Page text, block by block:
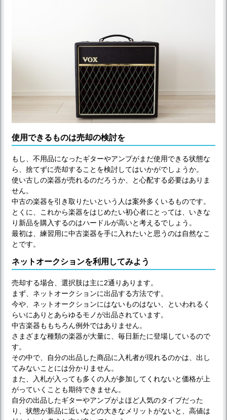
使用できるものは売却の検討を
もし、不用品になったギターやアンプがまだ使用できる状態な
ら、捨てずに売却することを検討してはいかがでしょうか。
使い古しの楽器が売れるのだろうか、と心配する必要はありま
せん。
中古の楽器を引き取りたいという人は案外多くいるものです。
とくに、これから楽器をはじめたい初心者にとっては、いきな
り新品を購入するのはハードルが高いと考えるでしょう。
最初は、練習用に中古楽器を手に入れたいと思うのは自然なこ
とです。
ネットオークションを利用してみよう
売却する場合、選択肢は主に2通りあります。
まず、ネットオークションに出品する方法です。
今や、ネットオークションにはないものはない、といわれるく
らいにありとあらゆるモノが出品されています。
中古楽器ももちろん例外ではありません。
さまざまな種類の楽器が大量に、毎日新たに登場しているので
す。
その中で、自分の出品した商品に入札者が現れるのかは、出し
てみないことには分かりません。
また、入札が入っても多くの人が参加してくれないと価格が上
がっていくことも期待できません。
自分の出品したギターやアンプがよほど人気のタイプだった
り、状態が新品に近いなどの大きなメリットがないと、高値は